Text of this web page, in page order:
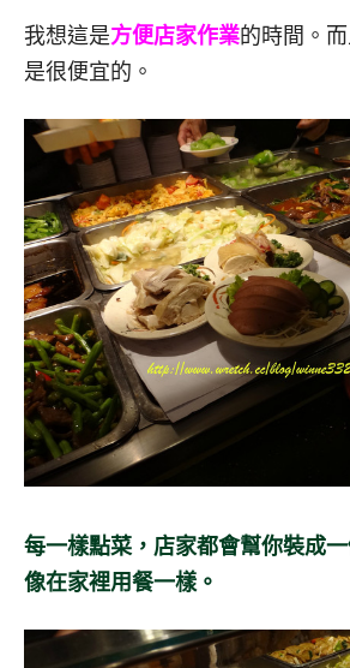
我想這是方便店家作業的時間。
是很便宜的。
每一樣點菜，店家都會幫你裝成
像在家裡用餐一樣。